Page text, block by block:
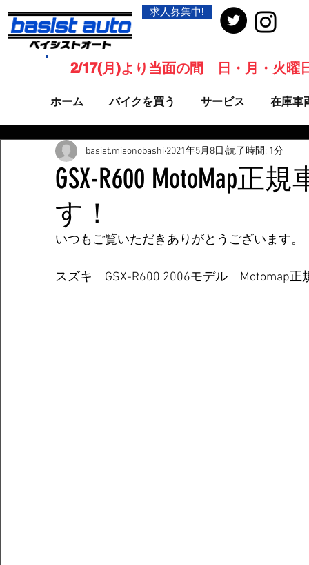
求人募集中!
ホーム バイクを買う サービス 在庫車
2/17(月)より当面の間 日・月・火曜
GSX-R600 MotoMap正
す！
basist.misonobashi 2021年5月8日 読了時間: 1分
いつもご覧いただきありがとうございます。
スズキ　GSX-R600 2006モデル　Motomap正